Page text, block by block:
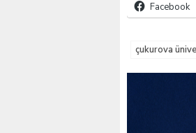
Facebook
çukurova